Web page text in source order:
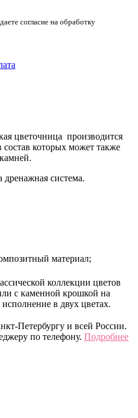
согласие на обработку
цветочница производится
которых может также
система.
материал;
коллекции цветов
с каменной крошкой на
в двух цветах.
Петербургу и всей России.
по телефону. Подробнее